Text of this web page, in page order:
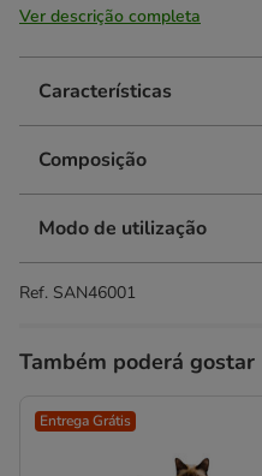
Ver descrição completa
Características
Composição
Modo de utilização
Ref. SAN46001
Também poderá gostar
Entrega Grátis